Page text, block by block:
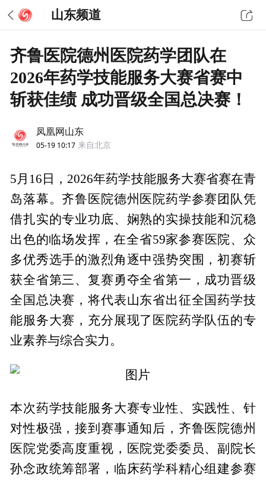
山东频道
齐鲁医院德州医院药学团队在
2026年药学技能服务大赛省赛中
斩获佳绩 成功晋级全国总决赛！
凤凰网山东
05-19 10:17 来自北京
5月16日，2026年药学技能服务大赛省赛在青
岛落幕。齐鲁医院德州医院药学参赛团队凭
借扎实的专业功底、娴熟的实操技能和沉稳
出色的临场发挥，在全省59家参赛医院、众
多优秀选手的激烈角逐中强势突围，初赛斩
获全省第三、复赛勇夺全省第一，成功晋级
全国总决赛，将代表山东省出征全国药学技
能服务大赛，充分展现了医院药学队伍的专
业素养与综合实力。
本次药学技能服务大赛专业性、实践性、针
对性极强，接到赛事通知后，齐鲁医院德州
医院党委高度重视，医院党委委员、副院长
孙念政统筹部署，临床药学科精心组建参赛